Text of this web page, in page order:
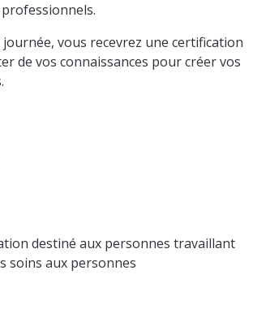
journée, vous recevrez une certification
de vos connaissances pour créer vos
destiné aux personnes travaillant
soins aux personnes